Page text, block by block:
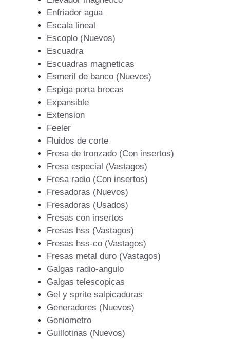
Enfriador agua
Escala lineal
Escoplo (Nuevos)
Escuadra
Escuadras magneticas
Esmeril de banco (Nuevos)
Espiga porta brocas
Expansible
Extension
Feeler
Fluidos de corte
Fresa de tronzado (Con insertos)
Fresa especial (Vastagos)
Fresa radio (Con insertos)
Fresadoras (Nuevos)
Fresadoras (Usados)
Fresas con insertos
Fresas hss (Vastagos)
Fresas hss-co (Vastagos)
Fresas metal duro (Vastagos)
Galgas radio-angulo
Galgas telescopicas
Gel y sprite salpicaduras
Generadores (Nuevos)
Goniometro
Guillotinas (Nuevos)